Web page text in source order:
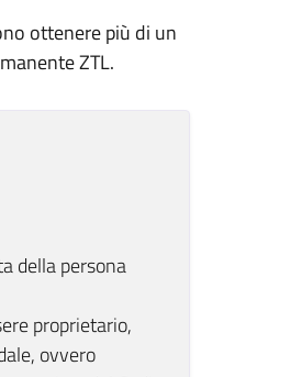
ottenere più di un
ZTL.
della persona
proprietario,
ovvero